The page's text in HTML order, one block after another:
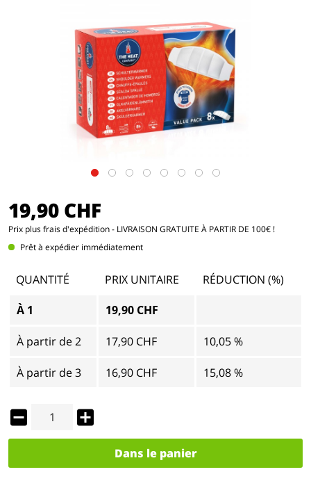
19,90 CHF
Prix plus frais d'expédition- LIVRAISON GRATUITE À PARTIR DE 100€ !
Prêt à expédier immédiatement
QUANTITÉ PRIX UNITAIRE
RÉDUCTION (%)
À 1 19,90 CHF
À partir de2 17,90 CHF 10,05 %
À partir de3 16,90 CHF 15,08 %
Dans le panier